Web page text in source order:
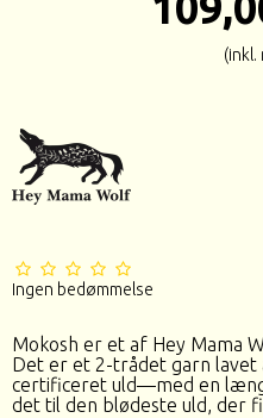
(inkl.
Ingen bedømmelse
Mokosh er et af Hey Mama
Det er et 2-trådet garn lavet
certificeret uld—med en
det til den blødeste uld, der